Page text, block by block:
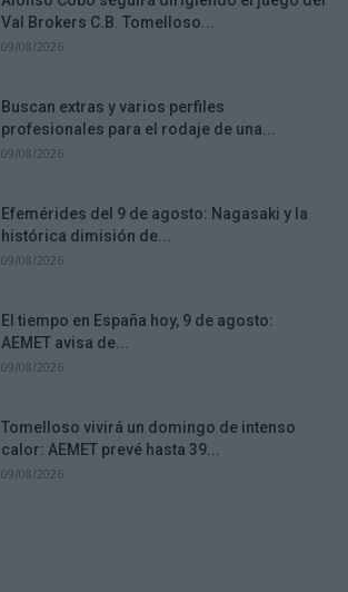
Val Brokers C.B. Tomelloso...
09/08/2026
Buscan extras y varios perfiles
profesionales para el rodaje de una...
09/08/2026
Efemérides del 9 de agosto: Nagasaki y la
histórica dimisión de...
09/08/2026
El tiempo en España hoy, 9 de agosto:
AEMET avisa de...
09/08/2026
Tomelloso vivirá un domingo de intenso
calor: AEMET prevé hasta 39...
09/08/2026